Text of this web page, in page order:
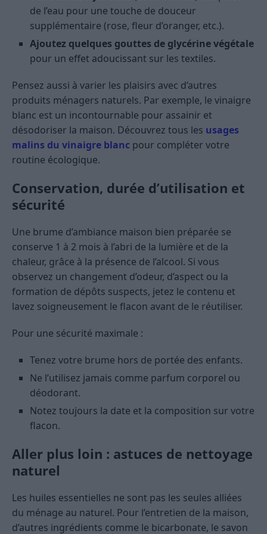
de l’eau pour une touche de douceur
supplémentaire (rose, fleur d’oranger, etc.).
Ajoutez quelques gouttes de glycérine végétale
pour un effet adoucissant sur les textiles.
Pensez aussi à varier les plaisirs avec d’autres
produits ménagers naturels. Par exemple, le vinaigre
blanc est un incontournable pour assainir et
désodoriser la maison. Découvrez tous les usages
malins du vinaigre blanc pour compléter votre
routine écologique.
Conservation, durée d’utilisation et
sécurité
Une brume d’ambiance maison bien préparée se
conserve 1 à 2 mois à l’abri de la lumière et de la
chaleur, grâce à la présence de l’alcool. Si vous
observez un changement d’odeur, d’aspect ou la
formation de dépôts suspects, jetez le contenu et
lavez soigneusement le flacon avant de le réutiliser.
Pour une sécurité maximale :
Tenez votre brume hors de portée des enfants.
Ne l’utilisez jamais comme parfum corporel ou
déodorant.
Notez toujours la date et la composition sur votre
flacon.
Aller plus loin : astuces de nettoyage
naturel
Les huiles essentielles ne sont pas les seules alliées
du ménage au naturel. Pour l’entretien de la maison,
d’autres ingrédients comme le bicarbonate, le savon